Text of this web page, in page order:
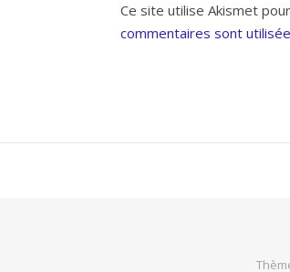
Ce site utilise Akismet
commentaires sont